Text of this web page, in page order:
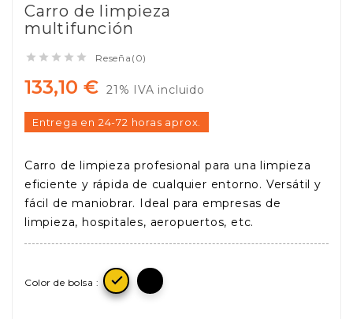
Carro de limpieza
multifunción
     Reseña(0)
133,10 € 21% IVA incluido
Entrega en 24-72 horas aprox.
Carro de limpieza profesional para una limpieza
eficiente y rápida de cualquier entorno. Versátil y
fácil de maniobrar. Ideal para empresas de
limpieza, hospitales, aeropuertos, etc.
Color de bolsa : 